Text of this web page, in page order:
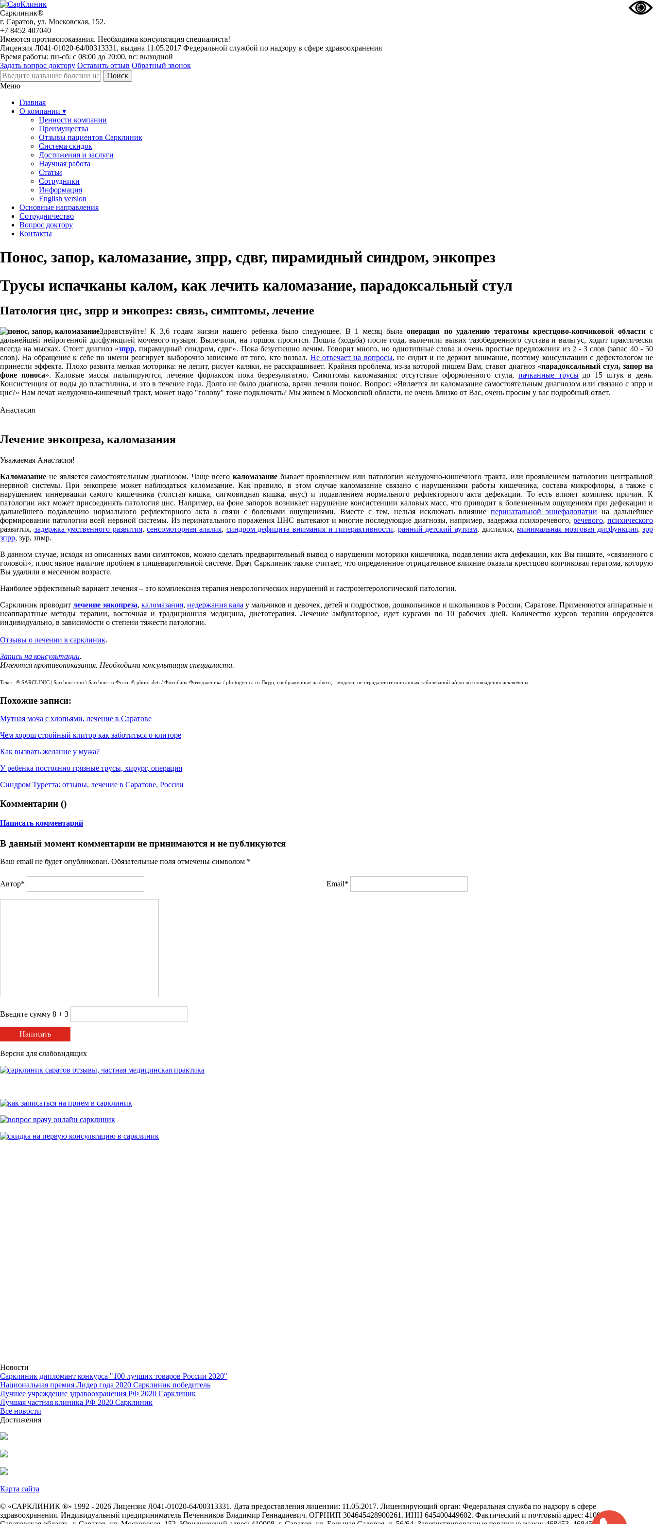
Сарклиник®
г. Саратов, ул. Московская, 152.
+7 8452 407040
Имеются противопоказания. Необходима консультация специалиста!
Лицензия Л041-01020-64/00313331, выдана 11.05.2017 Федеральной службой по надзору в сфере здравоохранения
Время работы: пн-сб: с 08:00 до 20:00, вс: выходной
Задать вопрос доктору Оставить отзыв Обратный звонок
Меню
Главная
О компании ▾
Ценности компании
Преимущества
Отзывы пациентов Сарклиник
Система скидок
Достижения и заслуги
Научная работа
Статьи
Сотрудники
Информация
English version
Основные направления
Сотрудничество
Вопрос доктору
Контакты
Понос, запор, каломазание, зпрр, сдвг, пирамидный синдром, энкопрез
Трусы испачканы калом, как лечить каломазание, парадоксальный стул
Патология цнс, зпрр и энкопрез: связь, симптомы, лечение
Здравствуйте! К 3,6 годам жизни нашего ребенка было следующее. В 1 месяц былаоперация по удалению тератомы крестцово-копчиковой областис
дальнейшей нейрогенной дисфункцией мочевого пузыря. Вылечили, на горшок просится. Пошла (ходьба) после года, вылечили вывих тазобедренного сустава и вальгус, ходит практически
всегда на мысках. Стоит диагноз «зпрр, пирамидный синдром, сдвг». Пока безуспешно лечим. Говорит много, но однотипные слова и очень простые предложения из 2 - 3 слов (запас 40 - 50
слов). На обращение к себе по имени реагирует выборочно зависимо от того, кто позвал. Не отвечает на вопросы, не сидит и не держит внимание, поэтому консультации с дефектологом не
принесли эффекта. Плохо развита мелкая моторика: не лепит, рисует каляки, не расскрашивает. Крайняя проблема, из-за которой пишем Вам, ставят диагноз «парадоксальный стул, запор на
фоне поноса». Каловые массы пальпируются, лечение форлаксом пока безрезультатно. Симптомы каломазания: отсутствие оформленного стула,пачканные трусыдо 15 штук в день.
Консистенция от воды до пластилина, и это в течение года. Долго не было диагноза, врачи лечили понос. Вопрос: «Является ли каломазание самостоятельным диагнозом или связано с зпрр и
цнс?» Нам лечат желудочно-кишечный тракт, может надо "голову" тоже подключать? Мы живем в Московской области, не очень близко от Вас, очень просим у вас подробный ответ.
Анастасия
Лечение энкопреза, каломазания
Уважаемая Анастасия!
Каломазание не является самостоятельным диагнозом. Чаще всего каломазаниебывает проявлением или патологии желудочно-кишечного тракта, или проявлением патологии центральной
нервной системы. При энкопрезе может наблюдаться каломазание. Как правило, в этом случае каломазание связано с нарушениями работы кишечника, состава микрофлоры, а также с
нарушением иннервации самого кишечника (толстая кишка, сигмовидная кишка, анус) и подавлением нормального рефлекторного акта дефекации. То есть влияет комплекс причин. К
патологии жкт может присоединять патология цнс. Например, на фоне запоров возникает нарушение консистенции каловых масс, что приводит к болезненным ощущениям при дефекации и
дальнейшего подавлению нормального рефлекторного акта в связи с болевыми ощущениями. Вместе с тем, нельзя исключать влияниеперинатальной энцефалопатии на дальнейшее
формировании патологии всей нервной системы. Из перинатального поражения ЦНС вытекают и многие последующие диагнозы, например, задержка психоречевого, речевого,психического
развития, задержка умственного развития,сенсомоторная алалия, синдром дефицита внимания и гиперактивности, ранний детский аутизм, дислалия,минимальная мозговая дисфункция,зрр
зпрр, зур, зпмр.
В данном случае, исходя из описанных вами симптомов, можно сделать предварительный вывод о нарушении моторики кишечника, подавлении акта дефекации, как Вы пишите, «связанного с
головой», плюс явное наличие проблем в пищеварительной системе. Врач Сарклиник также считает, что определенное отрицательное влияние оказала крестцово-копчиковая тератома, которую
Вы удалили в месячном возрасте.
Наиболее эффективный вариант лечения – это комплексная терапия неврологических нарушений и гастроэнтерологической патологии.
Сарклиник проводит лечение энкопреза, каломазания, недержания кала у мальчиков и девочек, детей и подростков, дошкольников и школьников в России, Саратове. Применяются аппаратные и
неаппаратные методы терапии, восточная и традиционная медицина, диетотерапия. Лечение амбулаторное, идет курсами по 10 рабочих дней. Количество курсов терапии определятся
индивидуально, в зависимости о степени тяжести патологии.
Отзывы о лечении в сарклиник.
Запись на консультации.
Имеются противопоказания. Необходима консультация специалиста.
Текст: ® SARCLINIC | Sarclinic.com \ Sаrсlinic.ru Фото: © photo-deti / Фотобанк Фотодженика / photogenica.ru Люди, изображенные на фото, - модели, не страдают от описанных заболеваний и/или все совпадения исключены.
Похожие записи:
Мутная моча с хлопьями, лечение в Саратове
Чем хорош стройный клитор как заботиться о клиторе
Как вызвать желание у мужа?
У ребенка постоянно грязные трусы, хирург, операция
Синдром Туретта: отзывы, лечение в Саратове, России
Комментарии ()
Написать комментарий
В данный момент комментарии не принимаются и не публикуются
Ваш email не будет опубликован. Обязательные поля отмечены символом *
Автор* Email*
Введите сумму 8 + 3
Написать
Версия для слабовидящих
Новости
Сарклиник дипломант конкурса "100 лучших товаров России 2020"
Национальная премия Лидер года 2020 Сарклиник победитель
Лучшее учреждение здравоохранения РФ 2020 Сарклиник
Лучшая частная клиника РФ 2020 Сарклиник
Все новости
Достижения
Карта сайта
© «САРКЛИНИК ®» 1992 - 2026 Лицензия Л041-01020-64/00313331. Дата предоставления лицензии: 11.05.2017. Лицензирующий орган: Федеральная служба по надзору в сфере
здравоохранения. Индивидуальный предприниматель Печенников Владимир Геннадиевич. ОГРНИП 304645428900261. ИНН 645400449602. Фактический и почтовый адрес: 410012,